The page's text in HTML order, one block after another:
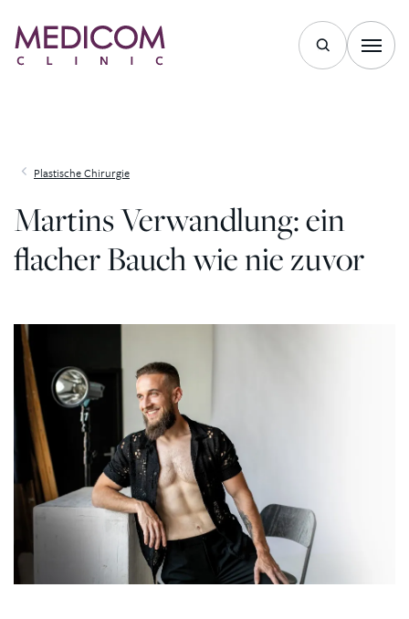
Plastische Chirurgie
Martins Verwandlung: ein
flacher Bauch wie nie zuvor